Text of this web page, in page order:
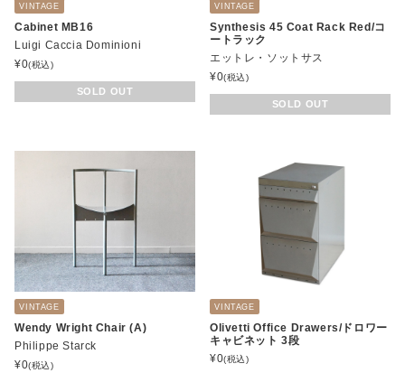
VINTAGE
Cabinet MB16
Luigi Caccia Dominioni
¥0(税込)
SOLD OUT
VINTAGE
Synthesis 45 Coat Rack Red/コ
ートラック
エットレ・ソットサス
¥0(税込)
SOLD OUT
VINTAGE
Wendy Wright Chair (A)
Philippe Starck
¥0(税込)
VINTAGE
Olivetti Office Drawers/ドロワー
キャビネット 3段
¥0(税込)